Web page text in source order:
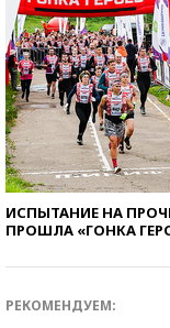
ИСПЫТАНИЕ НА
ПРОШЛА «ГОНКА
РЕКОМЕНДУЕМ: